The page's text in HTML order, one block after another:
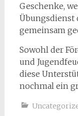
Geschenke,
Übungsdienst
gemeinsam
Sowohl der
und
diese
nochmal ein